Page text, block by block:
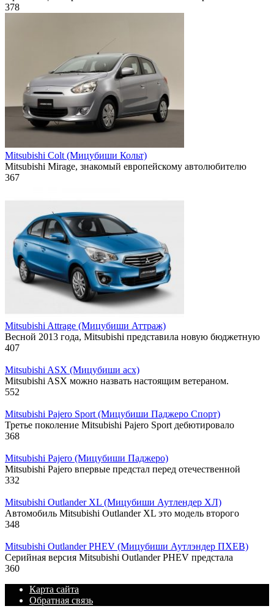
378
Mitsubishi Colt (Мицубиши Кольт)
Mitsubishi Mirage, знакомый европейскому автолюбителю
367
Mitsubishi Attrage (Мицубиши Аттраж)
Весной 2013 года, Mitsubishi представила новую бюджетную
407
Mitsubishi ASX (Мицубиши асх)
Mitsubishi ASX можно назвать настоящим ветераном.
552
Mitsubishi Pajero Sport (Мицубиши Паджеро Спорт)
Третье поколение Mitsubishi Pajero Sport дебютировало
368
Mitsubishi Pajero (Мицубиши Паджеро)
Mitsubishi Pajero впервые предстал перед отечественной
332
Mitsubishi Outlander XL (Мицубиши Аутлендер ХЛ)
Автомобиль Mitsubishi Outlander XL это модель второго
348
Mitsubishi Outlander PHEV (Мицубиши Аутлэндер ПХЕВ)
Серийная версия Mitsubishi Outlander PHEV предстала
360
Карта сайта
Обратная связь